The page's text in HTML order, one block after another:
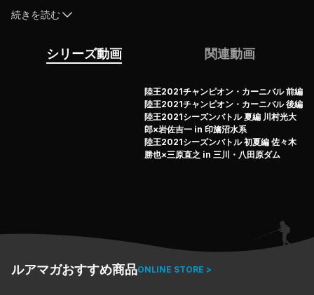
格闘技ここに極まれり！ お互いの世界で頂点を極めた者
同士、いかなる読みで春の四国・人気リザーバーに挑むの
府中湖攻略法が上書きされる、白熱の春編！
続きを読む
シリーズ動画 関連動画
陸王2021チャンピオン・カーニバル 前編
陸王2021チャンピオン・カーニバル 後編
陸王2021シーズンバトル 夏編 川村光大
郎×岩佐吉一 in 印旛沼水系
陸王2021シーズンバトル 初夏編 佐々木
勝也×三原直之 in 三川・八田原ダム
ルアマガおすすめ商品ONLINE STORE >